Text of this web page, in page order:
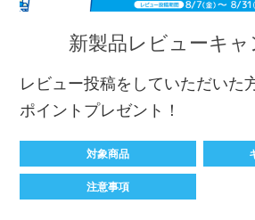
新製品レビューキャ
レビュー投稿をしていただいた
ポイントプレゼント！
対象商品
注意事項